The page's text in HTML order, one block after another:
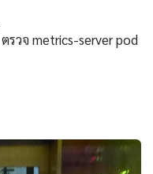
ตรวจ metrics-server pod